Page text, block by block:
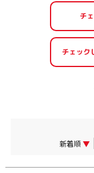
新着順 ▼